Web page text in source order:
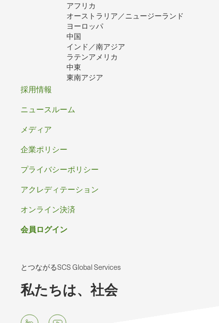
アフリカ
オーストラリア／ニュージーランド
ヨーロッパ
中国
インド／南アジア
ラテンアメリカ
中東
東南アジア
フ
ッ
タ
ー
採用情報
ニュースルーム
メディア
企業ポリシー
プライバシーポリシー
アクレディテーション
オンライン決済
会員ログイン
とつながるSCS Global Services
私たちは、社会